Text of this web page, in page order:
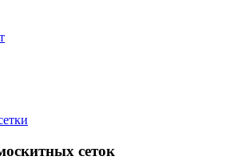
сеток